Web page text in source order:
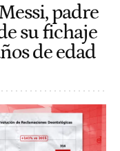
padre
su fichaje
de edad